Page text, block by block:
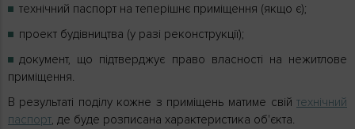
технічний паспорт на теперішнє приміщення (якщо є);
проект будівництва (у разі реконструкції);
документ, що підтверджує право власності на нежитлове
приміщення.
В результаті поділу кожне з приміщень матиме свій технічний
паспорт, де буде розписана характеристика об'єкта.